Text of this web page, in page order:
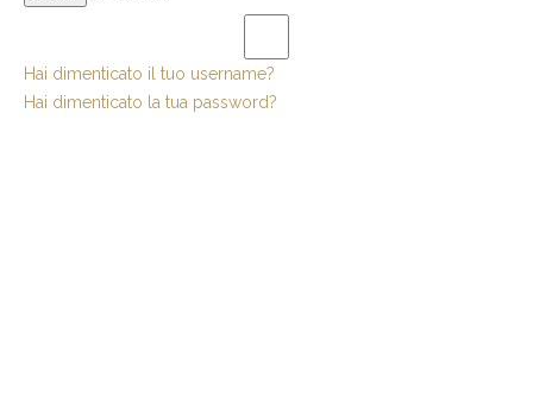
Hai dimenticato il tuo username?
Hai dimenticato la tua password?